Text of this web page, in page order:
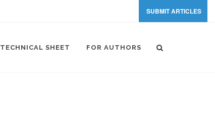
SUBMIT ARTICLES
TECHNICAL SHEET FOR AUTHORS